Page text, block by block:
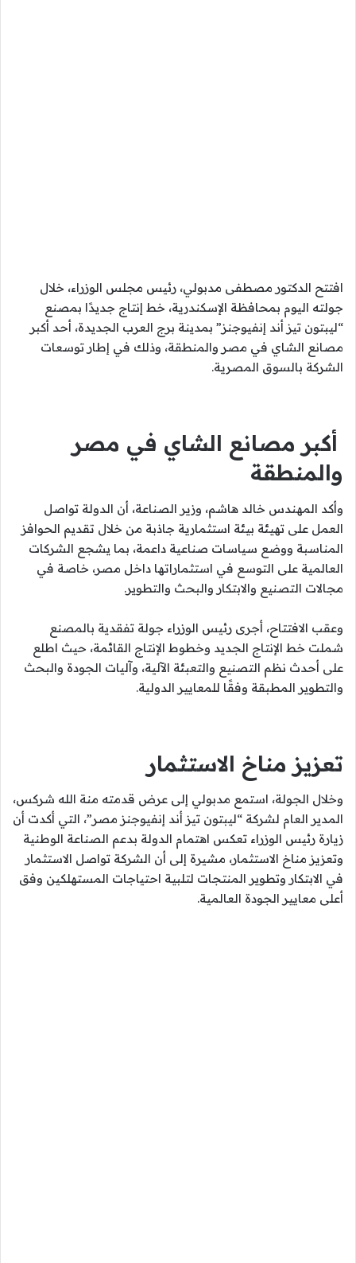
افتتح الدكتور مصطفى مدبولي، رئيس مجلس الوزراء، خلال
جولته اليوم بمحافظة الإسكندرية، خط إنتاج جديدًا بمصنع
“ليبتون تيز أند إنفيوجنز” بمدينة برج العرب الجديدة، أحد أكبر
مصانع الشاي في مصر والمنطقة، وذلك في إطار توسعات
الشركة بالسوق المصرية.
أكبر مصانع الشاي في مصر
والمنطقة
وأكد المهندس خالد هاشم، وزير الصناعة، أن الدولة تواصل
العمل على تهيئة بيئة استثمارية جاذبة من خلال تقديم الحوافز
المناسبة ووضع سياسات صناعية داعمة، بما يشجع الشركات
العالمية على التوسع في استثماراتها داخل مصر، خاصة في
مجالات التصنيع والابتكار والبحث والتطوير.
وعقب الافتتاح، أجرى رئيس الوزراء جولة تفقدية بالمصنع
شملت خط الإنتاج الجديد وخطوط الإنتاج القائمة، حيث اطلع
على أحدث نظم التصنيع والتعبئة الآلية، وآليات الجودة والبحث
والتطوير المطبقة وفقًا للمعايير الدولية.
تعزيز مناخ الاستثمار
وخلال الجولة، استمع مدبولي إلى عرض قدمته منة الله شركس،
المدير العام لشركة “ليبتون تيز أند إنفيوجنز مصر”، التي أكدت أن
زيارة رئيس الوزراء تعكس اهتمام الدولة بدعم الصناعة الوطنية
وتعزيز مناخ الاستثمار، مشيرة إلى أن الشركة تواصل الاستثمار
في الابتكار وتطوير المنتجات لتلبية احتياجات المستهلكين وفق
أعلى معايير الجودة العالمية.